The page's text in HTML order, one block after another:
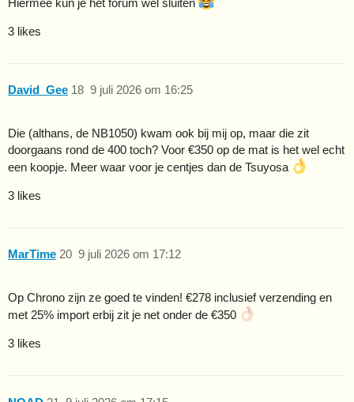
3 likes
David_Gee 9 juli 2026 om 16:25
18
Die (althans, de NB1050) kwam ook bij mij op, maar die zit
doorgaans rond de 400 toch? Voor €350 op de mat is het wel echt
een koopje. Meer waar voor je centjes dan de Tsuyosa
3 likes
MarTime 9 juli 2026 om 17:12
20
Op Chrono zijn ze goed te vinden! €278 inclusief verzending en
met 25% import erbij zit je net onder de €350
3 likes